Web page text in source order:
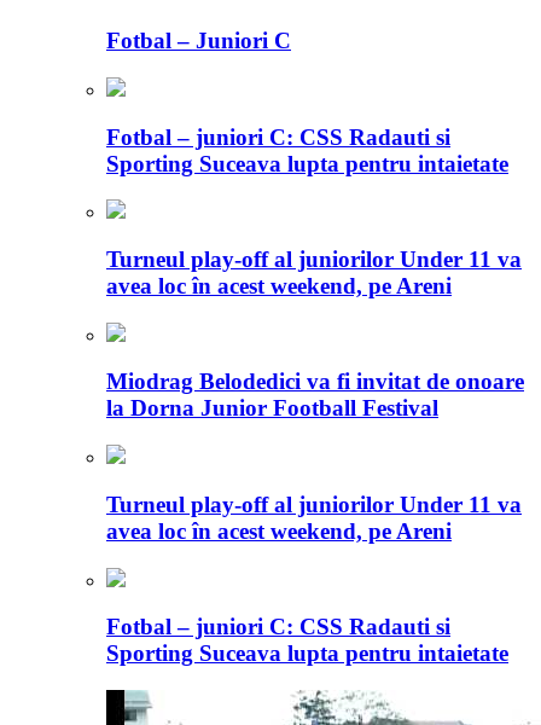
Fotbal – Juniori C
Fotbal – juniori C: CSS Radauti si
Sporting Suceava lupta pentru intaietate
Turneul play-off al juniorilor Under 11 va
avea loc în acest weekend, pe Areni
Miodrag Belodedici va fi invitat de onoare
la Dorna Junior Football Festival
Turneul play-off al juniorilor Under 11 va
avea loc în acest weekend, pe Areni
Fotbal – juniori C: CSS Radauti si
Sporting Suceava lupta pentru intaietate